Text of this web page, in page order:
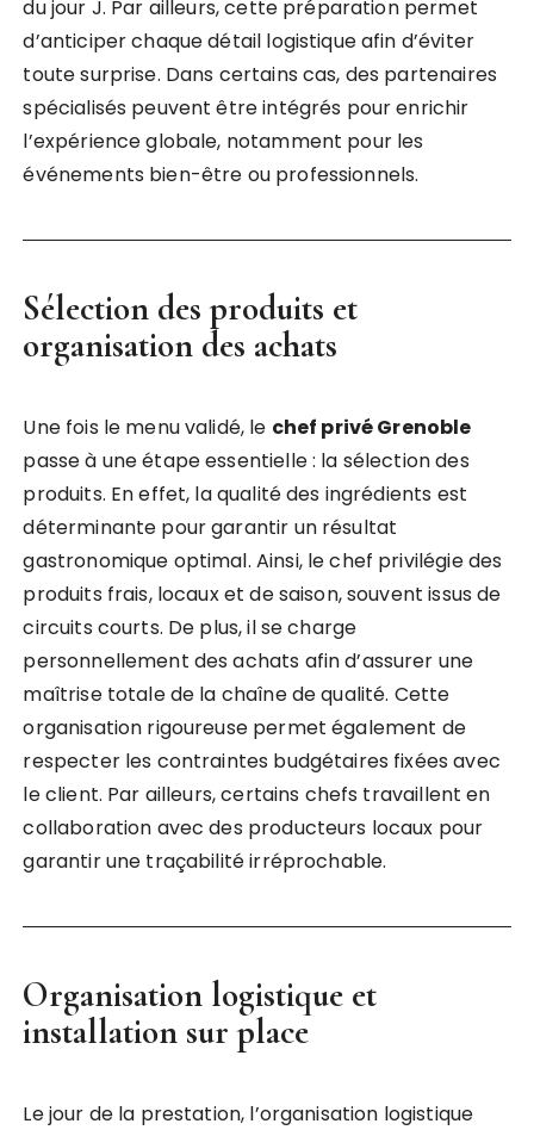
du jour J. Par ailleurs, cette préparation permet
d’anticiper chaque détail logistique afin d’éviter
toute surprise. Dans certains cas, des partenaires
spécialisés peuvent être intégrés pour enrichir
l’expérience globale, notamment pour les
événements bien-être ou professionnels.
Sélection des produits et
organisation des achats
Une fois le menu validé, le chef privé Grenoble
passe à une étape essentielle : la sélection des
produits. En effet, la qualité des ingrédients est
déterminante pour garantir un résultat
gastronomique optimal. Ainsi, le chef privilégie des
produits frais, locaux et de saison, souvent issus de
circuits courts. De plus, il se charge
personnellement des achats afin d’assurer une
maîtrise totale de la chaîne de qualité. Cette
organisation rigoureuse permet également de
respecter les contraintes budgétaires fixées avec
le client. Par ailleurs, certains chefs travaillent en
collaboration avec des producteurs locaux pour
garantir une traçabilité irréprochable.
Organisation logistique et
installation sur place
Le jour de la prestation, l’organisation logistique